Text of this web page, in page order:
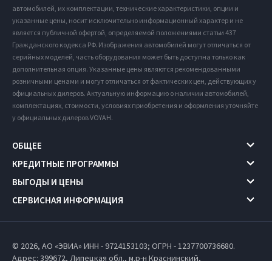
автомобилей, их комплектации, технические характеристики, опции и
указанные цены, носит исключительно информационный характер и не
является публичной офертой, определяемой положениями статьи 437
Гражданского кодекса РФ. Изображения автомобилей могут отличаться от
серийных моделей, часть оборудования может быть доступна только как
дополнительная опция. Указанные цены являются рекомендованными
розничными ценами и могут отличаться от фактических цен, действующих у
официальных дилеров. Актуальную информацию о наличии автомобилей,
комплектациях, стоимости, условиях приобретения и оформления уточняйте
у официальных дилеров VOYAH.
ОБЩЕЕ
КРЕДИТНЫЕ ПРОГРАММЫ
ВЫГОДЫ И ЦЕНЫ
СЕРВИСНАЯ ИНФОРМАЦИЯ
© 2026, АО «ЭВИА» ИНН - 9724153103; ОГРН - 1237700736680.
Адрес: 399672, Липецкая обл., м.р-н Краснинский,